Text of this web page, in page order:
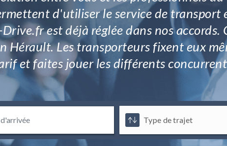
d'utiliser le service de transport
est déjà réglée dans nos accords.
Hérault. Les transporteurs fixent eux
et faites jouer les différents